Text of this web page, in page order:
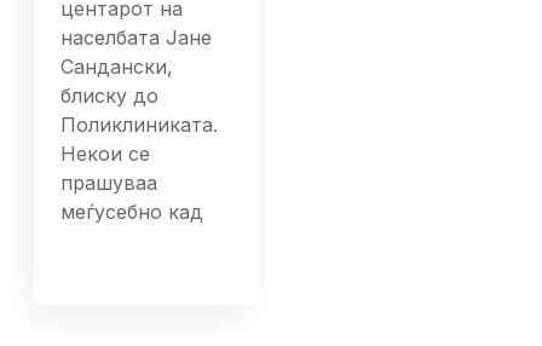
центарот на
населбата Јане
Сандански,
блиску до
Поликлиниката.
Некои се
прашуваа
меѓусебно кад